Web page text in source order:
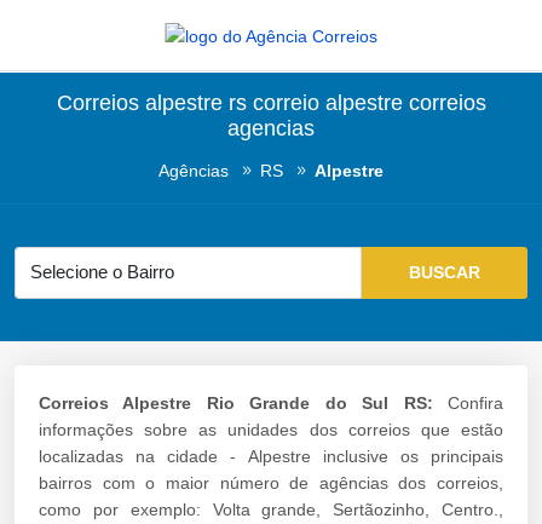
Correios alpestre rs correio alpestre correios
agencias
Agências RS Alpestre
Correios Alpestre Rio Grande do Sul RS: Confira
informações sobre as unidades dos correios que estão
localizadas na cidade - Alpestre inclusive os principais
bairros com o maior número de agências dos correios,
como por exemplo: Volta grande, Sertãozinho, Centro.,